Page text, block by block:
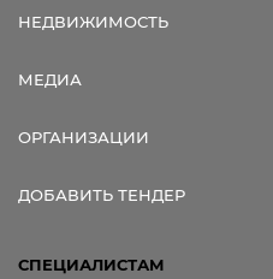
НЕДВИЖИМОСТЬ
МЕДИА
ОРГАНИЗАЦИИ
ДОБАВИТЬ ТЕНДЕР
СПЕЦИАЛИСТАМ